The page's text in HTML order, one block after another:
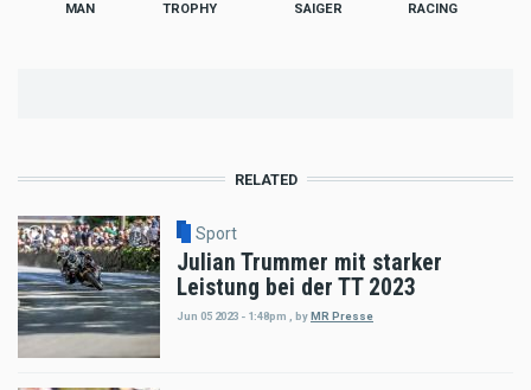
MAN
TROPHY
SAIGER
RACING
RELATED
Sport
Julian Trummer mit starker
Leistung bei der TT 2023
Jun 05 2023 - 1:48pm , byMR Presse